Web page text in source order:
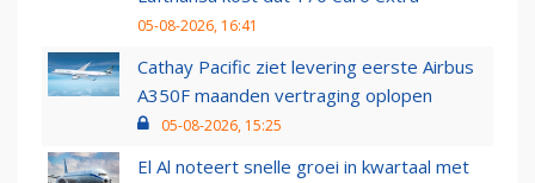
05-08-2026, 16:41
Cathay Pacific ziet levering eerste Airbus
A350F maanden vertraging oplopen
05-08-2026, 15:25
El Al noteert snelle groei in kwartaal met